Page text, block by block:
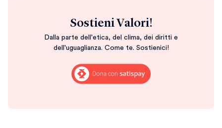
Sostieni Valori!
Dalla parte dell'etica, del clima, dei diritti e
dell'uguaglianza. Come te. Sostienici!